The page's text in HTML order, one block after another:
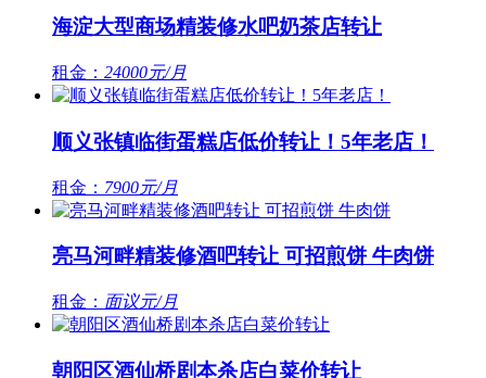
海淀大型商场精装修水吧奶茶店转让
租金： 24000元/月
顺义张镇临街蛋糕店低价转让！5年老店！
租金： 7900元/月
亮马河畔精装修酒吧转让 可招煎饼 牛肉饼
租金： 面议元/月
朝阳区酒仙桥剧本杀店白菜价转让